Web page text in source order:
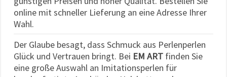
Alle
akzeptieren
Cookie-
Einstellungen
online mit schneller Lieferung an eine Adresse Ihrer
Wahl.
Der Glaube besagt, dass Schmuck aus Perlenperlen
Glück und Vertrauen bringt. Bei EM ART finden Sie
eine große Auswahl an Imitationsperlen für